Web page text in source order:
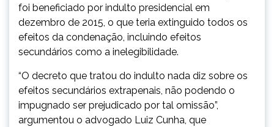
foi beneficiado por indulto presidencial em
dezembro de 2015, o que teria extinguido todos os
efeitos da condenação, incluindo efeitos
secundários como a inelegibilidade.
“O decreto que tratou do indulto nada diz sobre os
efeitos secundários extrapenais, não podendo o
impugnado ser prejudicado por tal omissão”,
argumentou o advogado Luiz Cunha, que